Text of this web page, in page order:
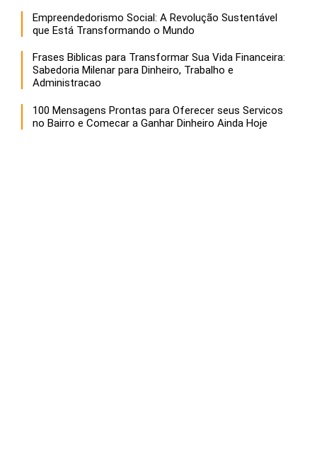
Empreendedorismo Social: A Revolução Sustentável
que Está Transformando o Mundo
Frases Biblicas para Transformar Sua Vida Financeira:
Sabedoria Milenar para Dinheiro, Trabalho e
Administracao
100 Mensagens Prontas para Oferecer seus Servicos
no Bairro e Comecar a Ganhar Dinheiro Ainda Hoje